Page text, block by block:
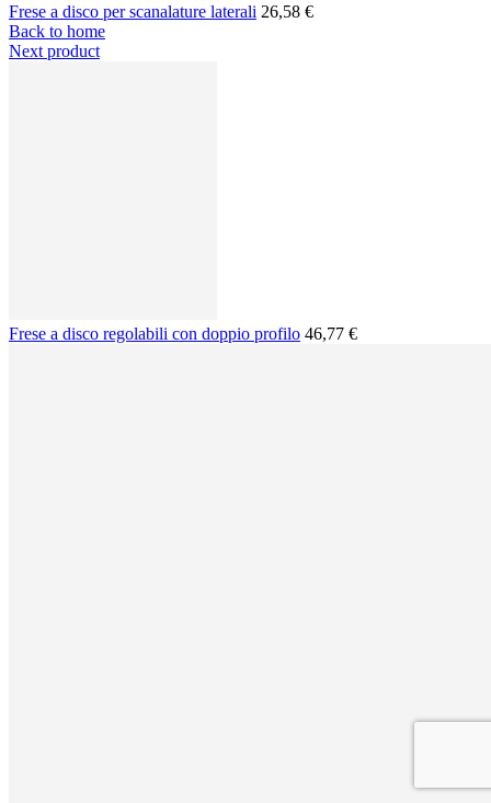
Frese a disco per scanalature laterali 26,58 €
Back to home
Next product
Frese a disco regolabili con doppio profilo 46,77 €